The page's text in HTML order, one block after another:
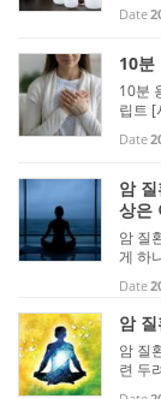
(1분)
Date
10분
10분
립트 [
니다.
Date
암
상은
암 질
게 하
완화
중...
Date
암
암 질
련 두